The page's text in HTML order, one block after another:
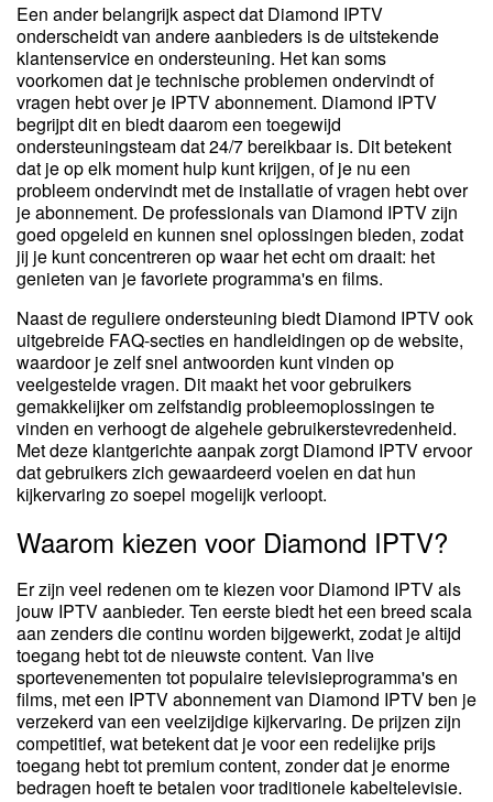
Een ander belangrijk aspect dat Diamond IPTV
onderscheidt van andere aanbieders is de uitstekende
klantenservice en ondersteuning. Het kan soms
voorkomen dat je technische problemen ondervindt of
vragen hebt over je IPTV abonnement. Diamond IPTV
begrijpt dit en biedt daarom een toegewijd
ondersteuningsteam dat 24/7 bereikbaar is. Dit betekent
dat je op elk moment hulp kunt krijgen, of je nu een
probleem ondervindt met de installatie of vragen hebt over
je abonnement. De professionals van Diamond IPTV zijn
goed opgeleid en kunnen snel oplossingen bieden, zodat
jij je kunt concentreren op waar het echt om draait: het
genieten van je favoriete programma's en films.
Naast de reguliere ondersteuning biedt Diamond IPTV ook
uitgebreide FAQ-secties en handleidingen op de website,
waardoor je zelf snel antwoorden kunt vinden op
veelgestelde vragen. Dit maakt het voor gebruikers
gemakkelijker om zelfstandig probleemoplossingen te
vinden en verhoogt de algehele gebruikerstevredenheid.
Met deze klantgerichte aanpak zorgt Diamond IPTV ervoor
dat gebruikers zich gewaardeerd voelen en dat hun
kijkervaring zo soepel mogelijk verloopt.
Waarom kiezen voor Diamond IPTV?
Er zijn veel redenen om te kiezen voor Diamond IPTV als
jouw IPTV aanbieder. Ten eerste biedt het een breed scala
aan zenders die continu worden bijgewerkt, zodat je altijd
toegang hebt tot de nieuwste content. Van live
sportevenementen tot populaire televisieprogramma's en
films, met een IPTV abonnement van Diamond IPTV ben je
verzekerd van een veelzijdige kijkervaring. De prijzen zijn
competitief, wat betekent dat je voor een redelijke prijs
toegang hebt tot premium content, zonder dat je enorme
bedragen hoeft te betalen voor traditionele kabeltelevisie.